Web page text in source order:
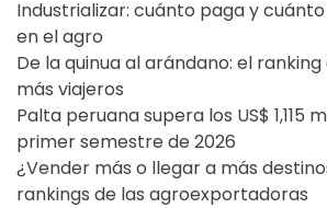
Industrializar: cuánto paga y
en el agro
De la quinua al arándano: el
más viajeros
Palta peruana supera los US$ 1,115
primer semestre de 2026
¿Vender más o llegar a más
rankings de las agroexportadoras